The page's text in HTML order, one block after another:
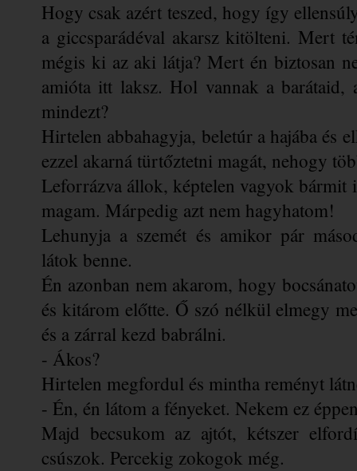
Hogy csak azért teszed, hogy így
a giccsparádéval akarsz kitölteni. Mert
mégis ki az aki látja? Mert én biztosan
amióta itt laksz. Hol vannak a
mindezt?
Hirtelen abbahagyja, beletúr a hajába és
ezzel akarná türtőztetni magát, nehogy
Leforrázva állok, képtelen vagyok
magam. Márpedig azt nem hagyhatom!
Lehunyja a szemét és amikor pár
látok benne.
Én azonban nem akarom, hogy
és kitárom előtte. Ő szó nélkül elmegy
és a zárral kezd babrálni.
- Ákos?
Hirtelen megfordul és mintha reményt
- Én, én látom a fényeket. Nekem ez
Majd becsukom az ajtót, kétszer
csúszok. Percekig zokogok még.